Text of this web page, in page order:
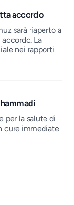
accordo
sarà riaperto a
La
nei rapporti
per la salute di
cure immediate